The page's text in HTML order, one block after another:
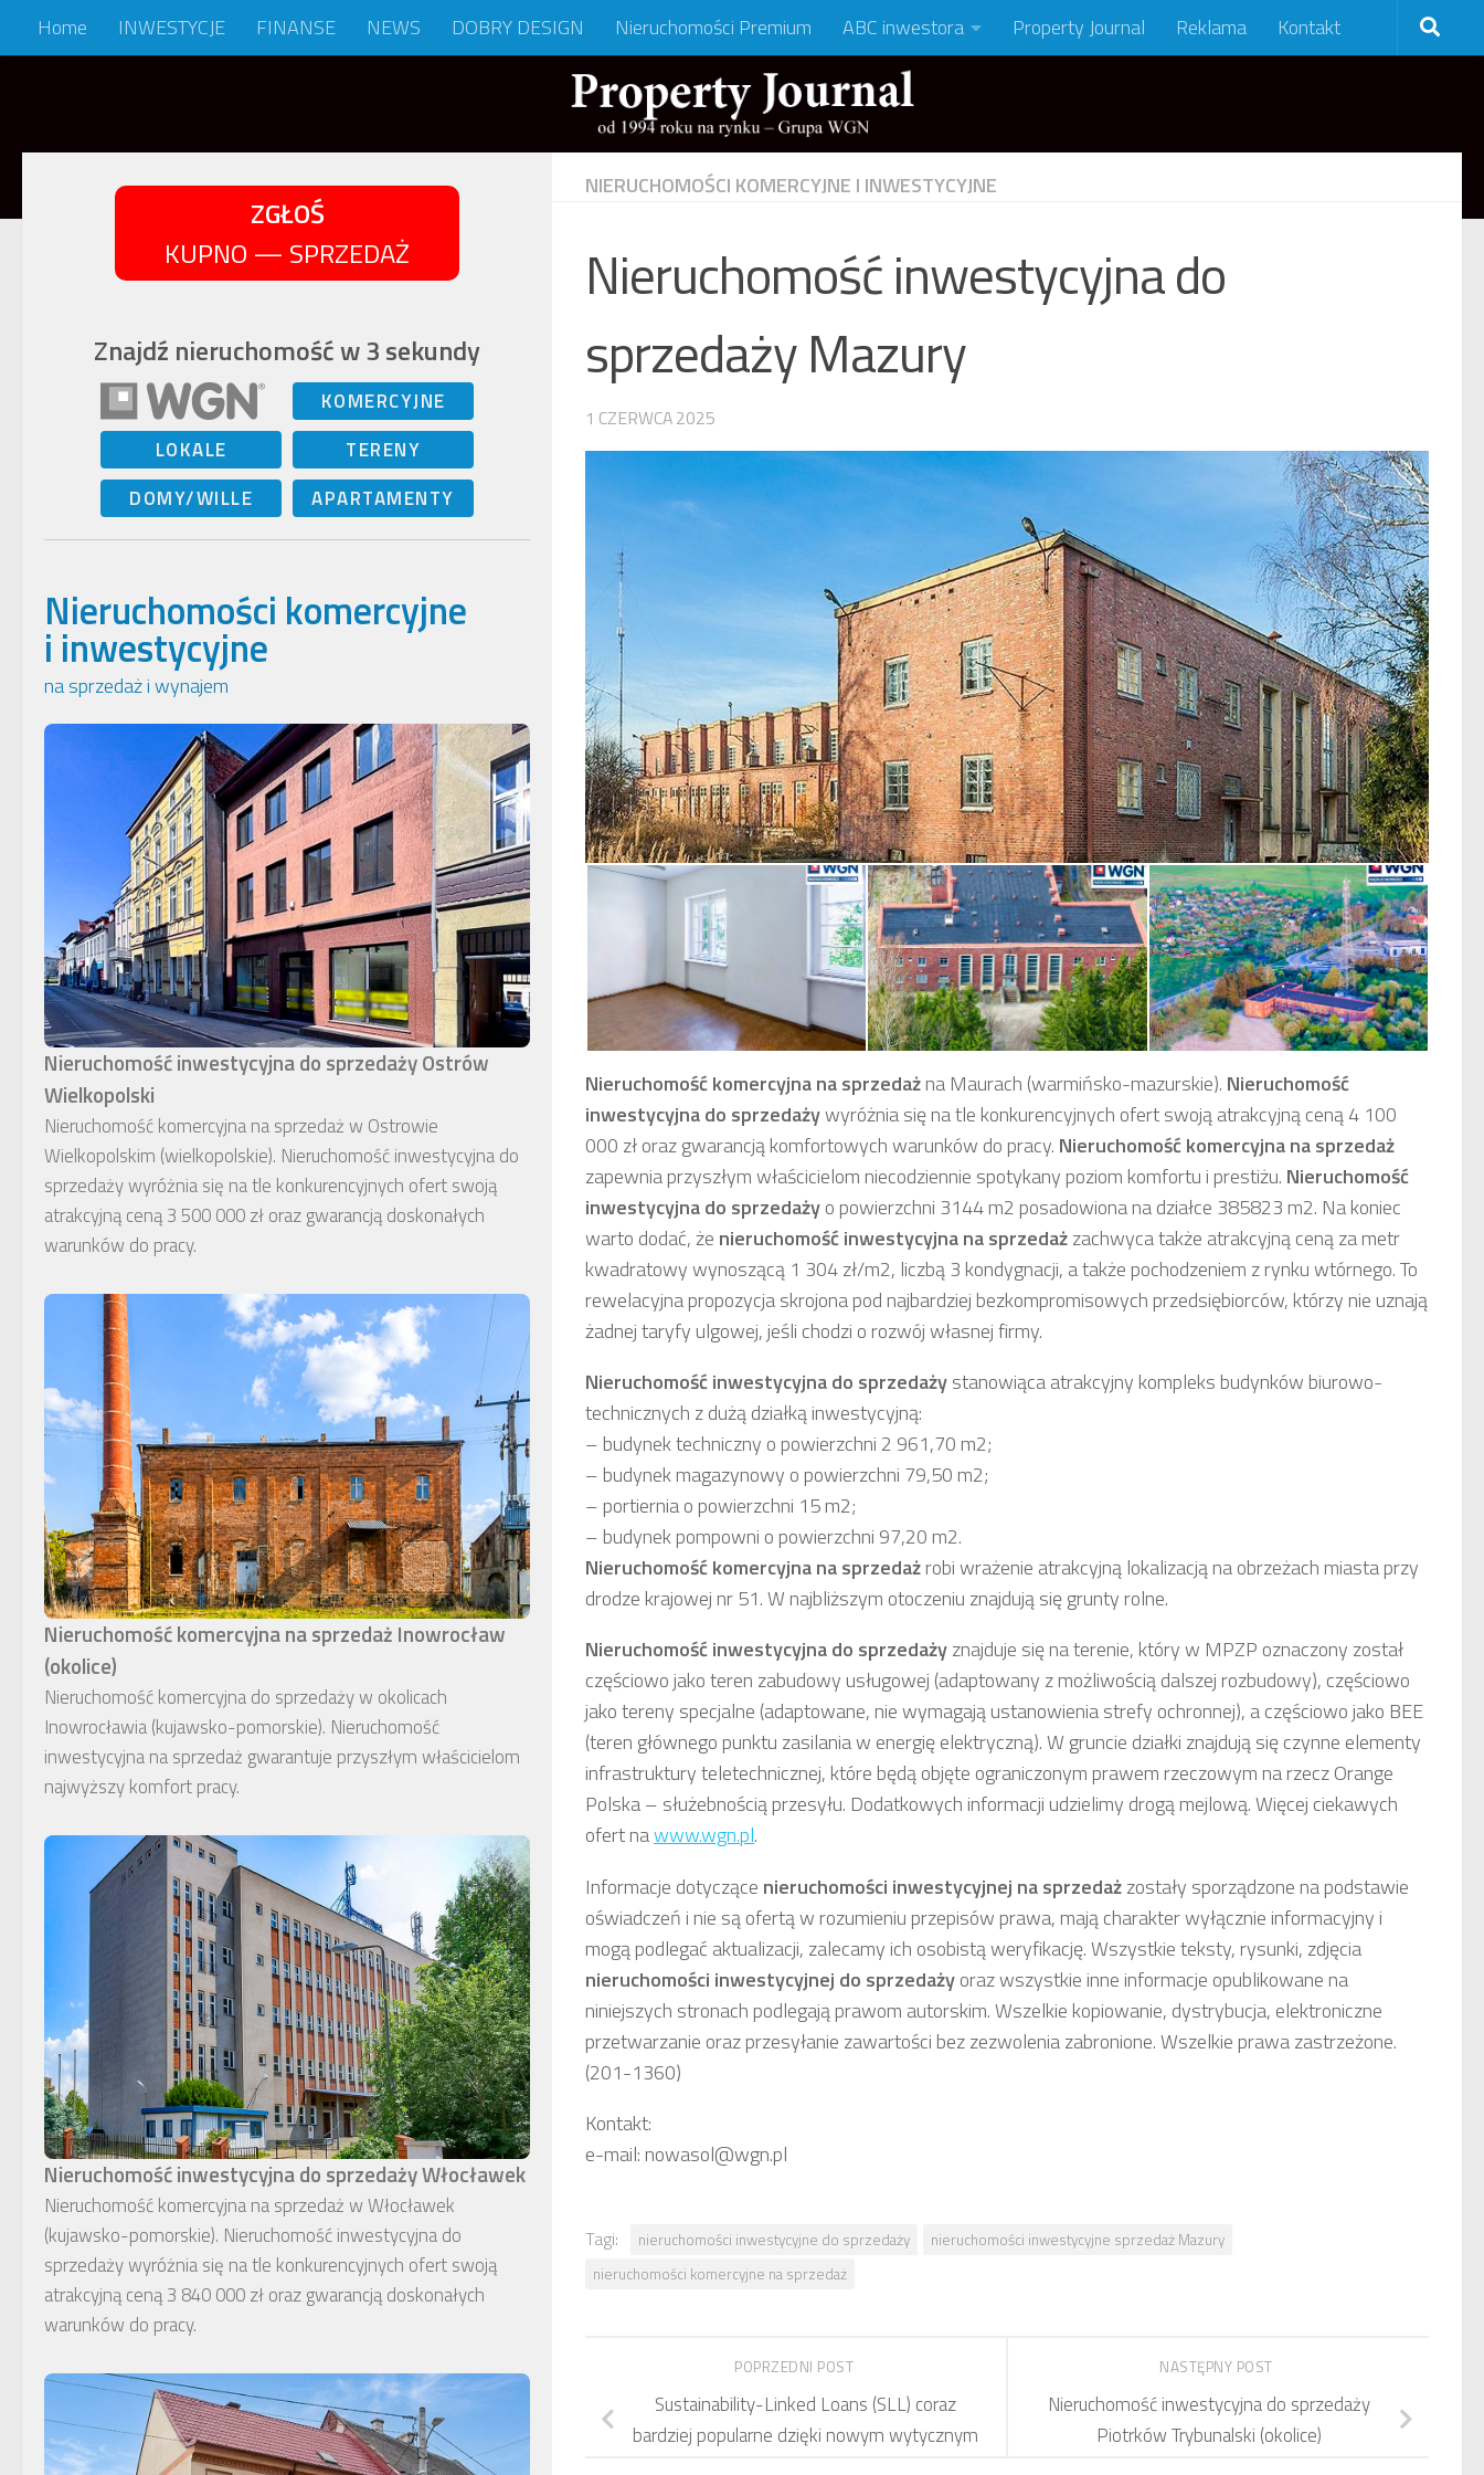
Skip to content
Home INWESTYCJE FINANSE NEWS DOBRY DESIGN Nieruchomości Premium ABC inwestora Property Journal Reklama Kontakt
NIERUCHOMOŚCI KOMERCYJNE I INWESTYCYJNE
Nieruchomość inwestycyjna do
sprzedaży Mazury
1 CZERWCA 2025
Nieruchomość komercyjnana sprzedażna Maurach (warmińsko-mazurskie). Nieruchomość
inwestycyjnado sprzedażywyróżnia się na tle konkurencyjnych ofert swoją atrakcyjną ceną 4 100
000 złoraz gwarancją komfortowych warunków do pracy. Nieruchomość komercyjnana sprzedaż
zapewnia przyszłym właścicielom niecodziennie spotykany poziom komfortu i prestiżu. Nieruchomość
inwestycyjnado sprzedażyo powierzchni 3144 m2 posadowiona na działce 385823 m2. Na koniec
warto dodać, że nieruchomość inwestycyjnana sprzedażzachwyca także atrakcyjną ceną za metr
kwadratowy wynoszącą 1 304 zł/m2, liczbą 3 kondygnacji, a także pochodzeniem z rynku wtórnego. To
rewelacyjna propozycja skrojona pod najbardziej bezkompromisowych przedsiębiorców, którzy nie uznają
żadnej taryfy ulgowej, jeśli chodzi o rozwój własnej firmy.
Nieruchomość inwestycyjnado sprzedażystanowiąca atrakcyjny kompleks budynków biurowo-
technicznych z dużą działką inwestycyjną:
– budynek techniczny o powierzchni 2 961,70 m2;
– budynek magazynowy o powierzchni 79,50 m2;
– portiernia o powierzchni 15 m2;
– budynek pompowni o powierzchni 97,20 m2.
Nieruchomość komercyjnana sprzedażrobi wrażenie atrakcyjną lokalizacją na obrzeżach miasta przy
drodze krajowej nr 51. W najbliższym otoczeniu znajdują się grunty rolne.
Nieruchomość inwestycyjnado sprzedażyznajduje się na terenie, który w MPZP oznaczony został
częściowo jako teren zabudowy usługowej (adaptowany z możliwością dalszej rozbudowy), częściowo
jako tereny specjalne (adaptowane, nie wymagają ustanowienia strefy ochronnej), a częściowo jako BEE
(teren głównego punktu zasilania w energię elektryczną). W gruncie działki znajdują się czynne elementy
infrastruktury teletechnicznej, które będą objęte ograniczonym prawem rzeczowym na rzecz Orange
Polska – służebnością przesyłu. Dodatkowych informacji udzielimy drogą mejlową. Więcej ciekawych
ofert nawww.wgn.pl.
Informacje dotyczące nieruchomości inwestycyjnej na sprzedażzostały sporządzone na podstawie
oświadczeń i nie są ofertą w rozumieniu przepisów prawa, mają charakter wyłącznie informacyjny i
mogą podlegać aktualizacji, zalecamy ich osobistą weryfikację. Wszystkie teksty, rysunki, zdjęcia
nieruchomości inwestycyjnej do sprzedażyoraz wszystkie inne informacje opublikowane na
niniejszych stronach podlegają prawom autorskim. Wszelkie kopiowanie, dystrybucja, elektroniczne
przetwarzanie oraz przesyłanie zawartości bez zezwolenia zabronione. Wszelkie prawa zastrzeżone.
(201-1360)
Kontakt:
e-mail: nowasol@wgn.pl
Tagi: nieruchomości inwestycyjne do sprzedaży
nieruchomości inwestycyjne sprzedaż Mazury
nieruchomości komercyjne na sprzedaż
NASTĘPNY POST
Nieruchomość inwestycyjna do sprzedaży
Piotrków Trybunalski (okolice)
POPRZEDNI POST
Sustainability-Linked Loans (SLL) coraz
bardziej popularne dzięki nowym wytycznym
ZGŁOŚ
KUPNO — SPRZEDAŻ
Znajdź nieruchomość w 3 sekundy
KOMERCYJNE
LOKALE
TERENY
DOMY/WILLE
APARTAMENTY
Nieruchomości komercyjne
i inwestycyjne
na sprzedaż i wynajem
Nieruchomość inwestycyjna do sprzedaży Ostrów
Wielkopolski
Nieruchomość komercyjna na sprzedaż w Ostrowie
Wielkopolskim (wielkopolskie). Nieruchomość inwestycyjna do
sprzedaży wyróżnia się na tle konkurencyjnych ofert swoją
atrakcyjną ceną 3 500 000 zł oraz gwarancją doskonałych
warunków do pracy.
Nieruchomość komercyjna na sprzedaż Inowrocław
(okolice)
Nieruchomość komercyjna do sprzedaży w okolicach
Inowrocławia (kujawsko-pomorskie). Nieruchomość
inwestycyjna na sprzedaż gwarantuje przyszłym właścicielom
najwyższy komfort pracy.
Nieruchomość inwestycyjna do sprzedaży Włocławek
Nieruchomość komercyjna na sprzedaż w Włocławek
(kujawsko-pomorskie). Nieruchomość inwestycyjna do
sprzedaży wyróżnia się na tle konkurencyjnych ofert swoją
atrakcyjną ceną 3 840 000 zł oraz gwarancją doskonałych
warunków do pracy.